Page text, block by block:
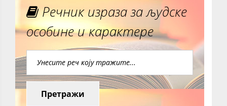
Речник израза за људске
особине и карактере
Претражи